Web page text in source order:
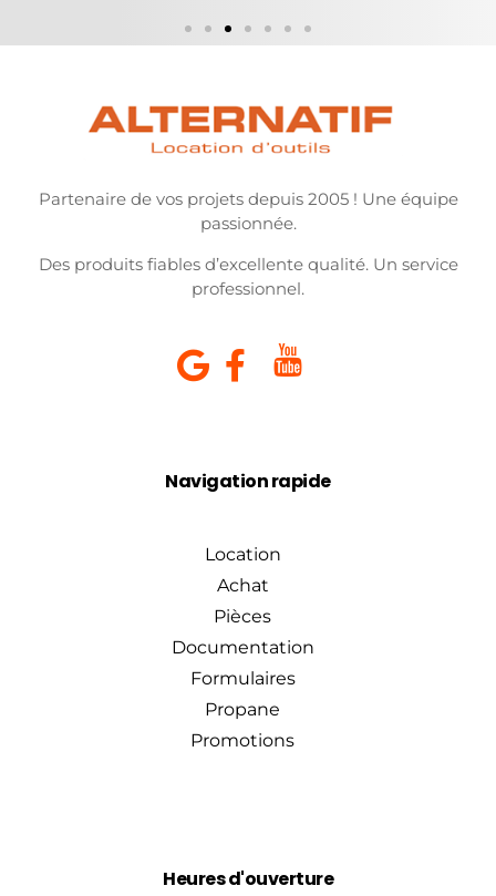
Partenaire de vos projets depuis 2005 ! Une équipe
passionnée.
Des produits fiables d’excellente qualité. Un service
professionnel.
Navigation rapide
Location
Achat
Pièces
Documentation
Formulaires
Propane
Promotions
Heures d'ouverture